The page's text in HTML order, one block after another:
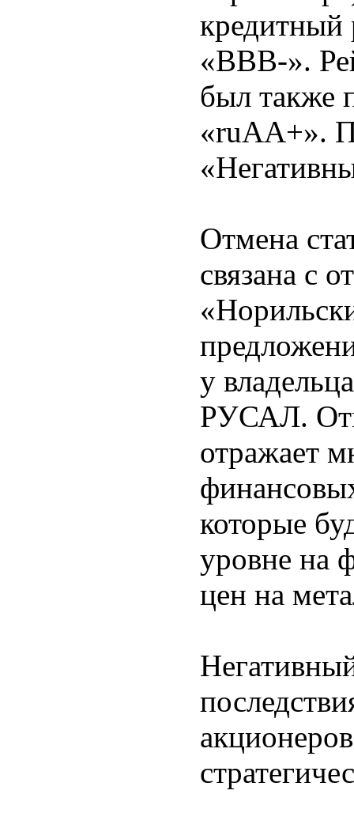
кредитный
«BBB-».
был также
«ruAA+».
Отмена
связана с
у
РУСАЛ.
отражает
которые
уровне на
цен на